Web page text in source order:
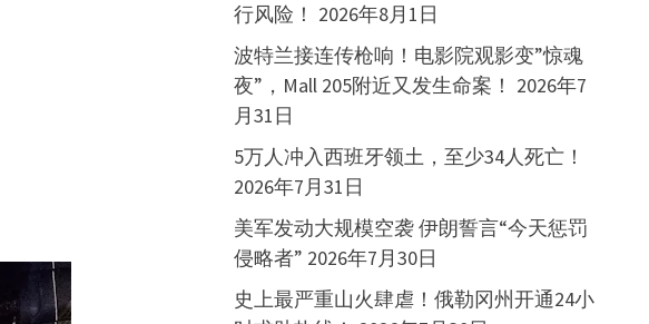
行风险！ 2026年8月1日
波特兰接连传枪响！电影院观影变”惊魂
夜”，Mall 205附近又发生命案！ 2026年7
月31日
5万人冲入西班牙领土，至少34人死亡！
2026年7月31日
美军发动大规模空袭 伊朗誓言“今天惩罚
侵略者” 2026年7月30日
史上最严重山火肆虐！俄勒冈州开通24小